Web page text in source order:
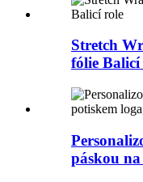
Stretch
fólie Balicí
páskou